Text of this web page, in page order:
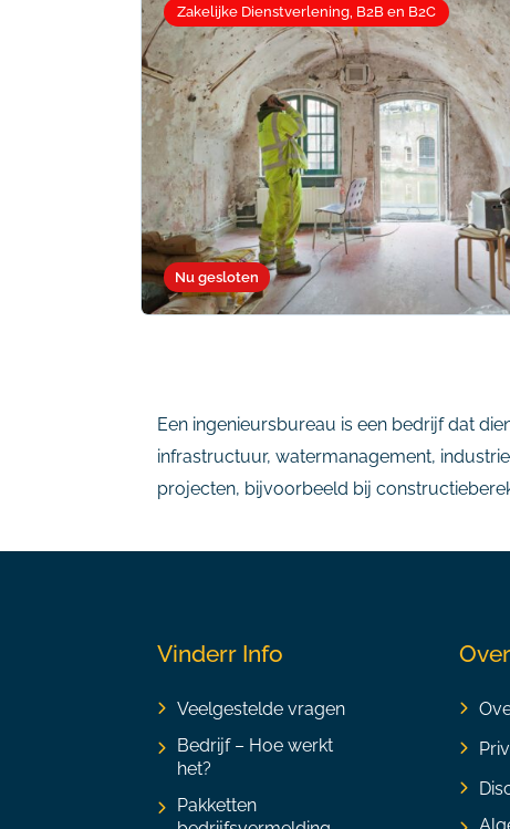
Nu gesloten
Zakelijke Dienstverlening, B2B en B2C
Een ingenieursbureau is een bedrijf dat
infrastructuur, watermanagement,
projecten, bijvoorbeeld bij
Vinderr Info
Veelgestelde vragen
Bedrijf – Hoe werkt
het?
Pakketten